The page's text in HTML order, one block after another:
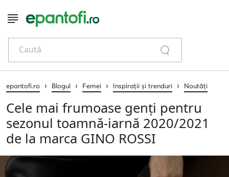
Caută
epantofi.ro › Blogul › Femei › Inspirații și trenduri › Noutăți
Cele mai frumoase genți pentru
sezonul toamnă-iarnă 2020/2021
de la marca GINO ROSSI